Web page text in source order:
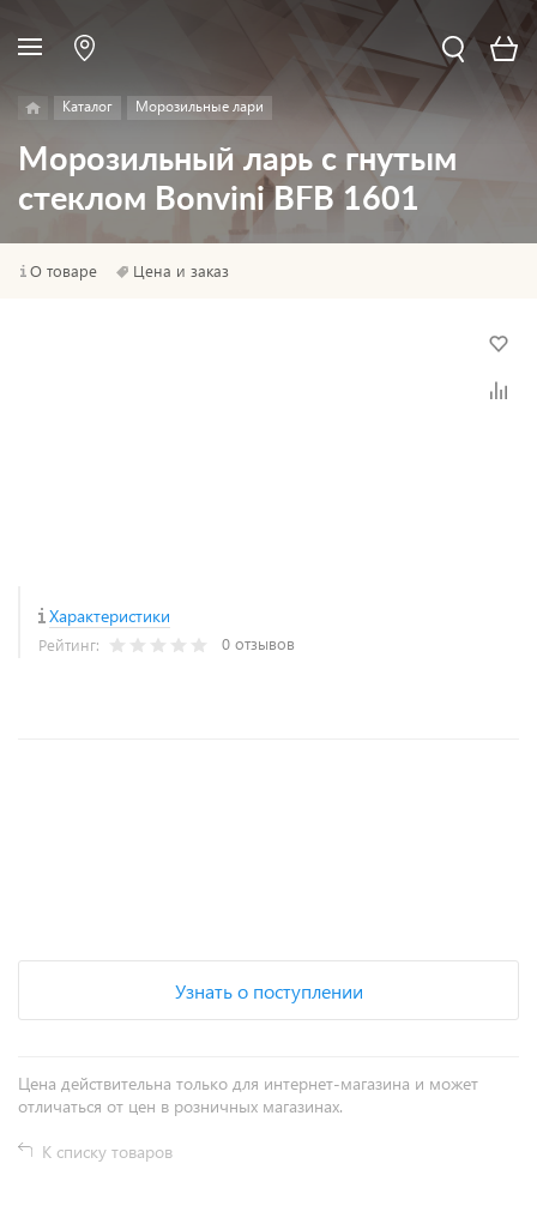
Каталог Морозильные лари
Морозильный ларь с гнутым
стеклом Bonvini BFB 1601
О товаре Цена и заказ
Характеристики
Рейтинг: 0 отзывов
Узнать о поступлении
Цена действительна только для интернет-магазина и может
отличаться от цен в розничных магазинах.
К списку товаров